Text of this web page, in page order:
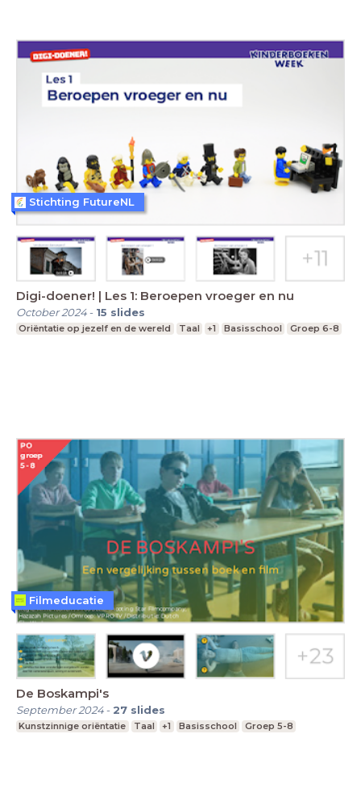
Digi-doener! | Les 1: Beroepen vroeger en nu
October 2024- 15 slides
Oriëntatie op jezelf en de wereld Taal +1 Basisschool Groep 6-8
Stichting FutureNL
De Boskampi's
September 2024- 27 slides
Kunstzinnige oriëntatie Taal +1 Basisschool Groep 5-8
Filmeducatie